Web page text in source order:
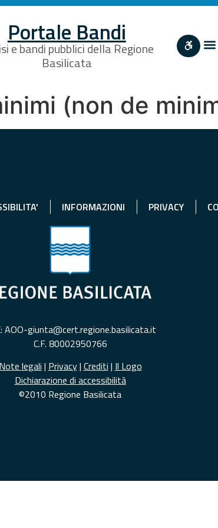
Portale Bandi
e bandi pubblici della Regione
Basilicata
(non de
INFORMAZIONI PRIVACY
AOO-giunta@cert.regione.basilicata.it
C.F. 80002950766
Note legali | Privacy| Crediti | Il Logo
Dichiarazione di accessibilità
©2010 Regione Basilicata